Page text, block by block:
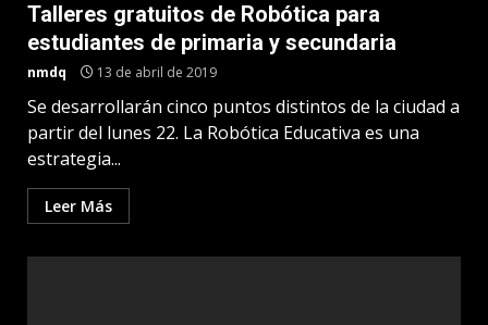
Talleres gratuitos de Robótica para
estudiantes de primaria y secundaria
nmdq 13 de abril de 2019
Se desarrollarán cinco puntos distintos de la ciudad a
partir del lunes 22. La Robótica Educativa es una
estrategia...
Leer Más